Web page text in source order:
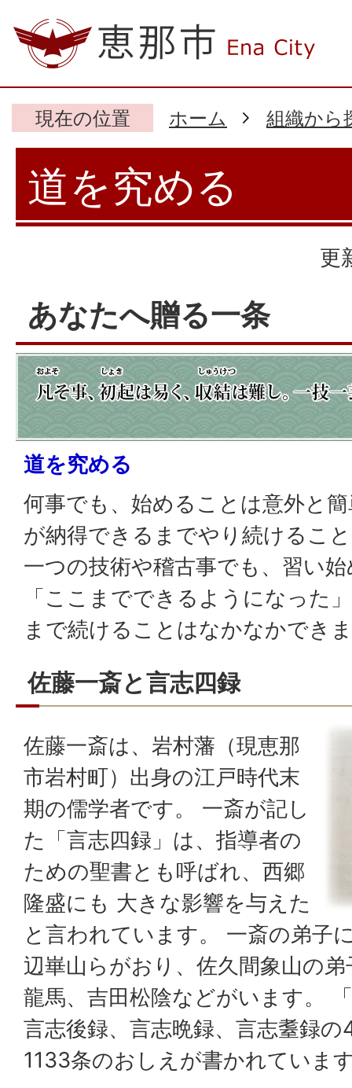
現在の位置 ホーム 組織から
道を究める
更
あなたへ贈る一条
道を究める
何事でも、始めることは意外と
が納得できるまでやり続けるこ
一つの技術や稽古事でも、習い
「ここまでできるようになった
まで続けることはなかなかでき
佐藤一斎と言志四録
佐藤一斎は、岩村藩（現恵那
市岩村町）出身の江戸時代末
期の儒学者です。 一斎が記し
た「言志四録」は、指導者の
ための聖書とも呼ばれ、西郷
隆盛にも 大きな影響を与えた
と言われています。 一斎の弟子
辺崋山らがおり、佐久間象山の
龍馬、吉田松陰などがいます。
言志後録、言志晩録、言志耋録
1133条のおしえが書かれていま